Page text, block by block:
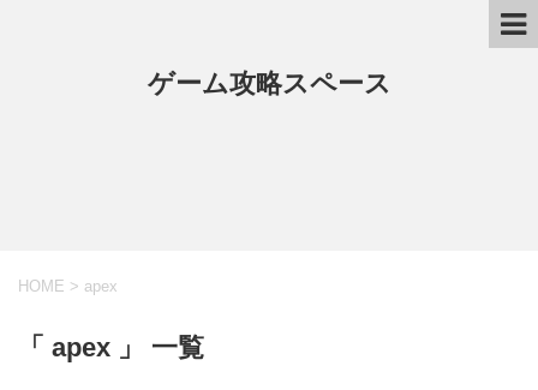
ゲーム攻略スペース
HOME > apex
「 apex 」 一覧